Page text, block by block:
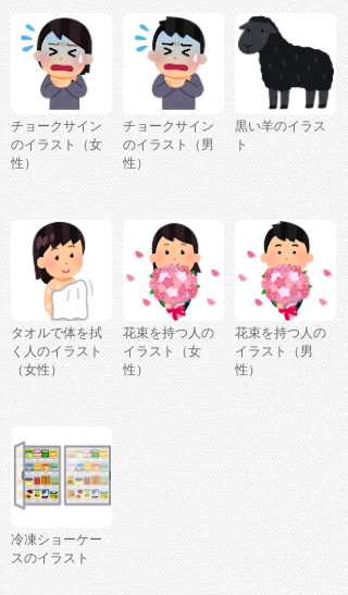
チョークサイン
のイラスト（女
性）
チョークサイン
のイラスト（男
性）
黒い羊のイラス
ト
タオルで体を拭
く人のイラスト
（女性）
花束を持つ人の
イラスト（女
性）
花束を持つ人の
イラスト（男
性）
冷凍ショーケー
スのイラスト